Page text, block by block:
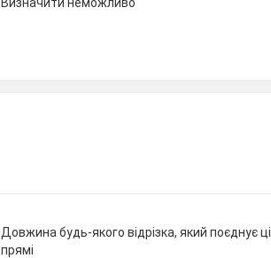
Довжина будь-якого відрізка, який поєднує ці
прямі